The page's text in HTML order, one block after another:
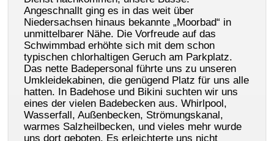
Angeschnallt ging es in das weit über
Niedersachsen hinaus bekannte „Moorbad“ in
unmittelbarer Nähe. Die Vorfreude auf das
Schwimmbad erhöhte sich mit dem schon
typischen chlorhaltigen Geruch am Parkplatz.
Das nette Badepersonal führte uns zu unseren
Umkleidekabinen, die genügend Platz für uns alle
hatten. In Badehose und Bikini suchten wir uns
eines der vielen Badebecken aus. Whirlpool,
Wasserfall, Außenbecken, Strömungskanal,
warmes Salzheilbecken, und vieles mehr wurde
uns dort geboten. Es erleichterte uns nicht